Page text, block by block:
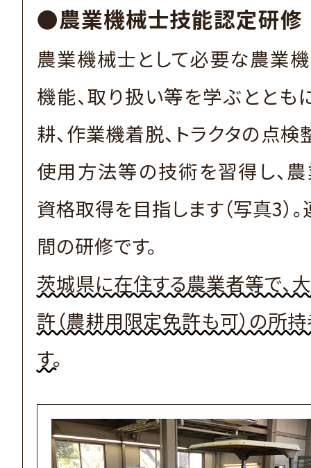
●農業機械士技能認定研修
農業機械士として必要な農業
機能、取り扱い等を学ぶととも
耕、作業機着脱、トラクタの点検
使用方法等の技術を習得し、
資格取得を目指します（写真3）
間の研修です。
茨城県に在住する農業者等で、
許（農耕用限定免許も可）の所
す。